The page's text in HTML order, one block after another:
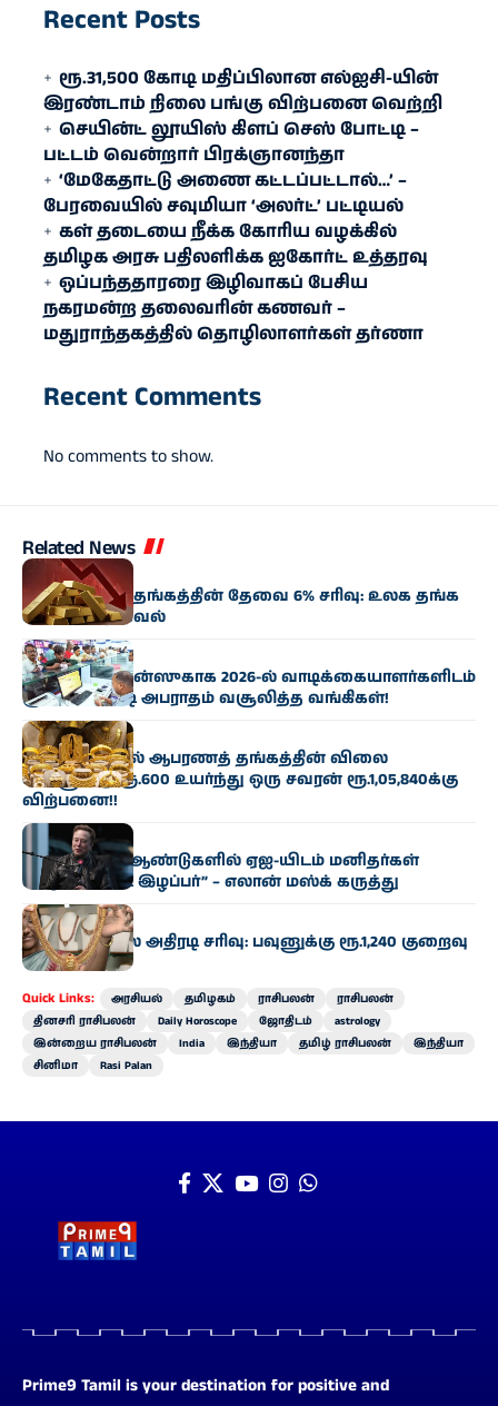
Recent Posts
ரூ.31,500 கோடி மதிப்பிலான எல்ஐசி-​யின்
இரண்​டாம் நிலை பங்கு விற்பனை வெற்றி
செயின்ட் லூயிஸ் கிளப் செஸ் போட்டி –
பட்டம் வென்றார் பிரக்ஞானந்தா
‘மேகேதாட்டு அணை கட்டப்பட்டால்…’ –
பேரவையில் சவுமியா ‘அலர்ட்’ பட்டியல்
கள் தடையை நீக்க கோரிய வழக்கில்
தமிழக அரசு பதிலளிக்க ஐகோர்ட் உத்தரவு
ஒப்பந்ததாரரை இழிவாகப் பேசிய
நகரமன்ற தலைவரின் கணவர் –
மதுராந்தகத்தில் தொழிலாளர்கள் தர்ணா
Recent Comments
No comments to show.
Related News
வணிகம்
இந்தியாவில் தங்கத்தின் தேவை 6% சரிவு: உலக தங்க
கவுன்சில் தகவல்
வணிகம்
மினிமம் பேலன்ஸுகாக 2026-ல் வாடிக்கையாளர்களிடம்
ரூ.7,000 கோடி அபராதம் வசூலித்த வங்கிகள்!
வணிகம்
சென்னையில் ஆபரணத் தங்கத்தின் விலை
சவரனுக்கு ரூ.600 உயர்ந்து ஒரு சவரன் ரூ.1,05,840க்கு
விற்பனை!!
வணிகம்
“இன்னும் 10 ஆண்டுகளில் ஏஐ-யிடம் மனிதர்கள்
கட்டுப்பாட்டை இழப்பர்” – எலான் மஸ்க் கருத்து
வணிகம்
தங்கம் விலை அதிரடி சரிவு: பவுனுக்கு ரூ.1,240 குறைவு
Quick Links: அரசியல் தமிழகம் ராசிபலன்
ராசிபலன்
தினசரி ராசிபலன்
Daily Horoscope ஜோதிடம்
astrology
இன்றைய ராசிபலன்
India இந்தியா தமிழ் ராசிபலன்
இந்தியா
சினிமா
Rasi Palan
Prime9 Tamil is your destination for positive and